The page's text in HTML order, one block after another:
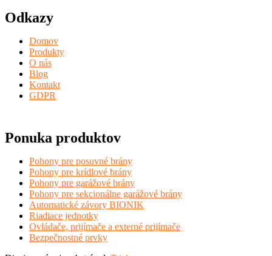
Odkazy
Domov
Produkty
O nás
Blog
Kontakt
GDPR
Ponuka produktov
Pohony pre posuvné brány
Pohony pre krídlové brány
Pohony pre garážové brány
Pohony pre sekcionálne garážové brány
Automatické závory BIONIK
Riadiace jednotky
Ovládače, prijímače a externé prijímače
Bezpečnostné prvky